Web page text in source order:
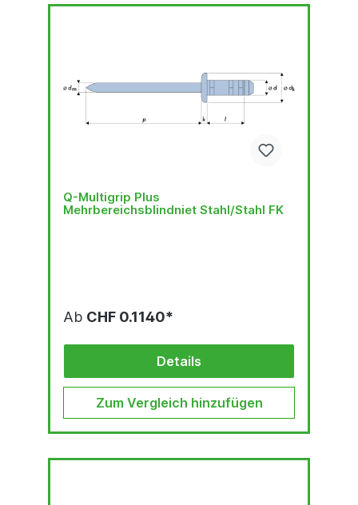
Q-Multigrip Plus
Mehrbereichsblindniet Stahl/Stahl FK
Ab CHF 0.1140*
Details
Zum Vergleich hinzufügen